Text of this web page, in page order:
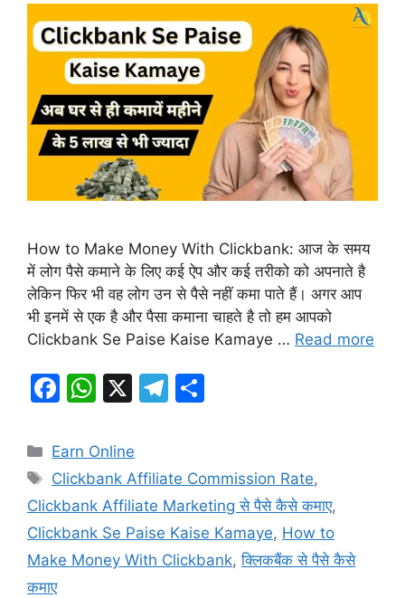
How to Make Money With Clickbank: आज के समय
में लोग पैसे कमाने के लिए कई ऐप और कई तरीको को अपनाते है
लेकिन फिर भी वह लोग उन से पैसे नहीं कमा पाते हैं। अगर आप
भी इनमें से एक है और पैसा कमाना चाहते है तो हम आपको
Clickbank Se Paise Kaise Kamaye … Read more
F
c
e
b
o
o
W
at
s
A
p
p
X
T
gr
a
m
e
Categories
Earn Online
Tags
Clickbank Affiliate Commission Rate,
Clickbank Affiliate Marketing से पैसे कैसे कमाए,
Clickbank Se Paise Kaise Kamaye, How to
Make Money With Clickbank,क्लिकबैंक से पैसे कैसे
कमाए